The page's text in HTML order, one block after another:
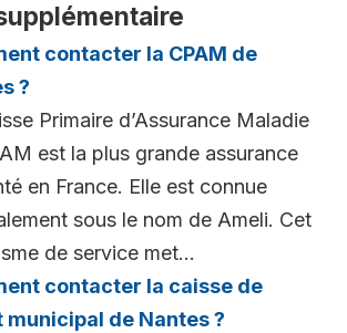
contacter la CPAM de
?
Primaire d’Assurance Maladie
est la plus grande assurance
en France. Elle est connue
sous le nom de Ameli. Cet
de service met...
contacter la caisse de
de Nantes ?